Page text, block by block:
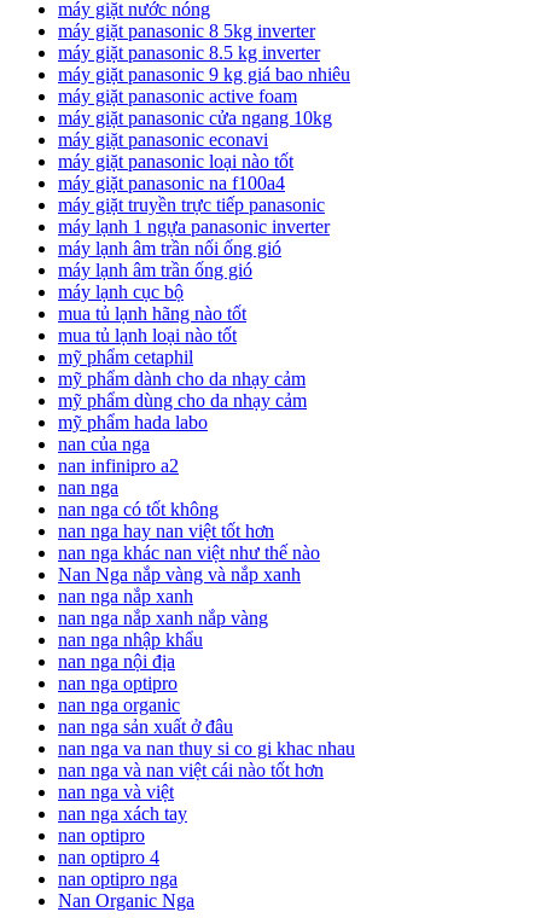
máy giặt nước nóng
máy giặt panasonic 8 5kg inverter
máy giặt panasonic 8.5 kg inverter
máy giặt panasonic 9 kg giá bao nhiêu
máy giặt panasonic active foam
máy giặt panasonic cửa ngang 10kg
máy giặt panasonic econavi
máy giặt panasonic loại nào tốt
máy giặt panasonic na f100a4
máy giặt truyền trực tiếp panasonic
máy lạnh 1 ngựa panasonic inverter
máy lạnh âm trần nối ống gió
máy lạnh âm trần ống gió
máy lạnh cục bộ
mua tủ lạnh hãng nào tốt
mua tủ lạnh loại nào tốt
mỹ phẩm cetaphil
mỹ phẩm dành cho da nhạy cảm
mỹ phẩm dùng cho da nhạy cảm
mỹ phẩm hada labo
nan của nga
nan infinipro a2
nan nga
nan nga có tốt không
nan nga hay nan việt tốt hơn
nan nga khác nan việt như thế nào
Nan Nga nắp vàng và nắp xanh
nan nga nắp xanh
nan nga nắp xanh nắp vàng
nan nga nhập khẩu
nan nga nội địa
nan nga optipro
nan nga organic
nan nga sản xuất ở đâu
nan nga va nan thuy si co gi khac nhau
nan nga và nan việt cái nào tốt hơn
nan nga và việt
nan nga xách tay
nan optipro
nan optipro 4
nan optipro nga
Nan Organic Nga